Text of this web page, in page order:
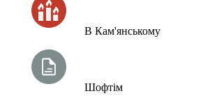
В Кам'янському
Шофтім